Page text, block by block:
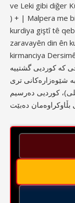
ve Leki gibi diğer
) + | Malpera me
kurdiya giştî tê
zaravayên din ên
kirmanciya
کە کوردیی گشتییە
شێوەزارەکانی تری
کوردیی دەرسیم